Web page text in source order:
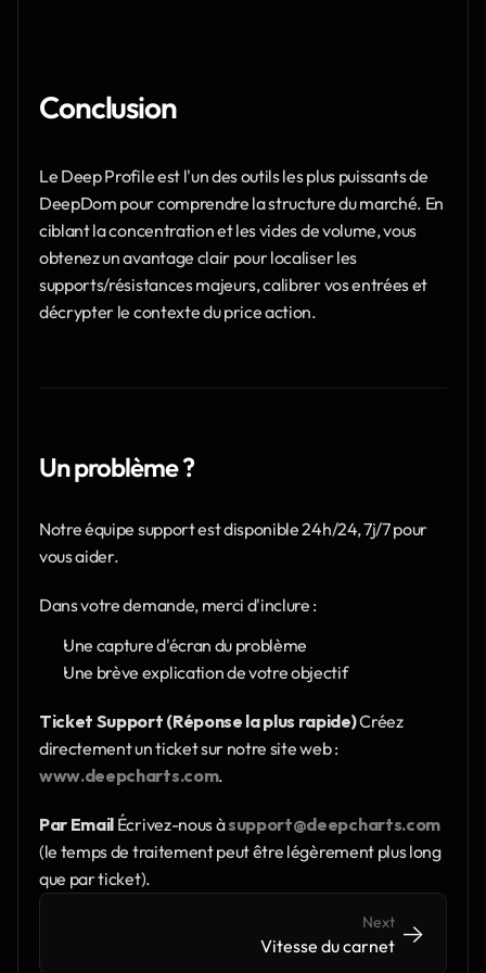
Conclusion
Le Deep Profile est l'un des outils les plus puissants de
DeepDom pour comprendre la structure du marché. En
ciblant la concentration et les vides de volume, vous
obtenez un avantage clair pour localiser les
supports/résistances majeurs, calibrer vos entrées et
décrypter le contexte du price action.
Un problème ?
Notre équipe support est disponible 24h/24, 7j/7 pour
vous aider.
Dans votre demande, merci d'inclure :
Une capture d'écran du problème
Une brève explication de votre objectif
Ticket Support (Réponse la plus rapide) Créez
www.deepcharts.com.
Par Email Écrivez-nous à support@deepcharts.com
(le temps de traitement peut être légèrement plus long
que par ticket).
Next
Vitesse du carnet
-> ->